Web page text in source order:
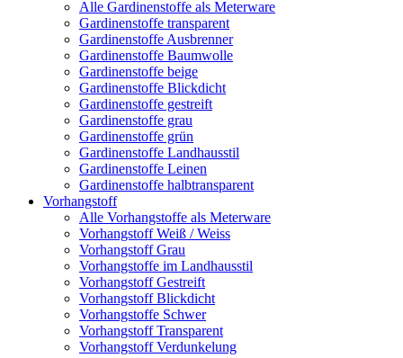
Alle Gardinenstoffe als Meterware
Gardinenstoffe transparent
Gardinenstoffe Ausbrenner
Gardinenstoffe Baumwolle
Gardinenstoffe beige
Gardinenstoffe Blickdicht
Gardinenstoffe gestreift
Gardinenstoffe grau
Gardinenstoffe grün
Gardinenstoffe Landhausstil
Gardinenstoffe Leinen
Gardinenstoffe halbtransparent
Vorhangstoff
Alle Vorhangstoffe als Meterware
Vorhangstoff Weiß / Weiss
Vorhangstoff Grau
Vorhangstoffe im Landhausstil
Vorhangstoff Gestreift
Vorhangstoff Blickdicht
Vorhangstoffe Schwer
Vorhangstoff Transparent
Vorhangstoff Verdunkelung